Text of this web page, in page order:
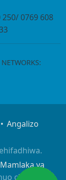
0769 608
Angalizo
Mamlaka ya
cha Taifa